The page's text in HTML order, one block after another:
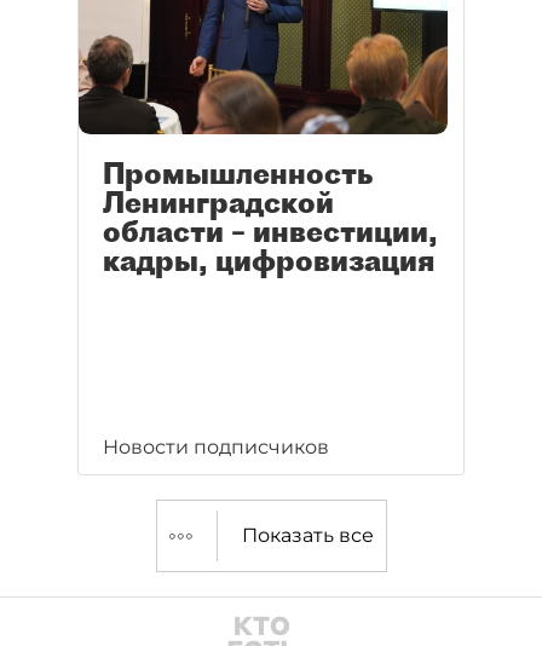
Промышленность
Ленинградской
области – инвестиции,
кадры, цифровизация
Новости подписчиков
Показать все